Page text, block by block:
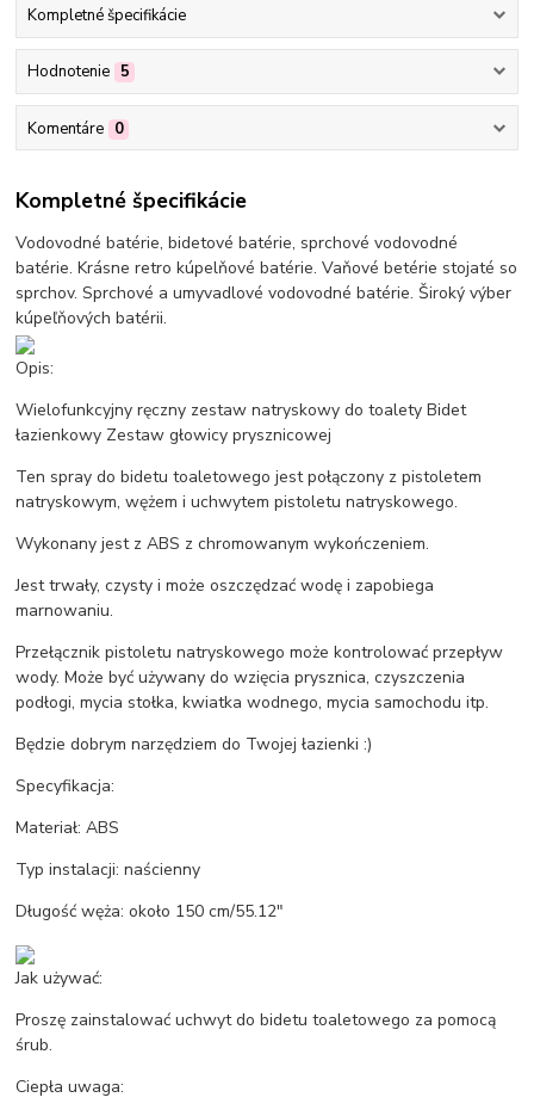
Kompletné špecifikácie
Hodnotenie 5
Komentáre 0
Kompletné špecifikácie
Vodovodné batérie, bidetové batérie, sprchové vodovodné
batérie. Krásne retro kúpelňové batérie. Vaňové betérie stojaté so
sprchov. Sprchové a umyvadlové vodovodné batérie. Široký výber
kúpeľňových batérii.
Opis:
Wielofunkcyjny ręczny zestaw natryskowy do toalety Bidet
łazienkowy Zestaw głowicy prysznicowej
Ten spray do bidetu toaletowego jest połączony z pistoletem
natryskowym, wężem i uchwytem pistoletu natryskowego.
Wykonany jest z ABS z chromowanym wykończeniem.
Jest trwały, czysty i może oszczędzać wodę i zapobiega
marnowaniu.
Przełącznik pistoletu natryskowego może kontrolować przepływ
wody. Może być używany do wzięcia prysznica, czyszczenia
podłogi, mycia stołka, kwiatka wodnego, mycia samochodu itp.
Będzie dobrym narzędziem do Twojej łazienki :)
Specyfikacja:
Materiał: ABS
Typ instalacji: naścienny
Długość węża: około 150 cm/55.12"
Jak używać:
Proszę zainstalować uchwyt do bidetu toaletowego za pomocą
śrub.
Ciepła uwaga: